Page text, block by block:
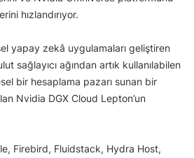
hızlandırıyor.
yapay zekâ uygulamaları geliştiren
sağlayıcı ağından artık kullanılabilen
bir hesaplama pazarı sunan bir
Nvidia DGX Cloud Lepton’un
Firebird, Fluidstack, Hydra Host,